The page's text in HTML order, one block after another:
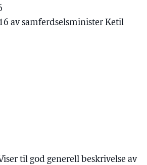
av samferdselsminister Ketil
til god generell beskrivelse av